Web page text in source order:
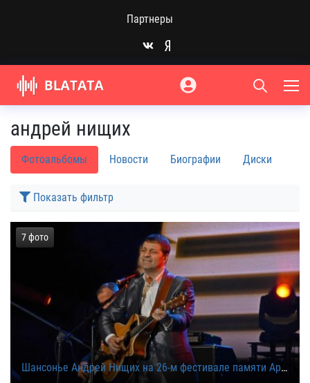
Партнеры
андрей нищих
Фотоальбомы Новости Биографии Диски
Показать фильтр
7 фото
Шансонье Андрей Нищих на 26-м фестивале памяти Аркадия Северного в Санкт-Петербурге, 19 апреля 2021